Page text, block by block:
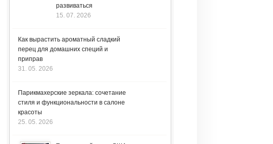
развиваться
15. 07. 2026
Как вырастить ароматный сладкий
перец для домашних специй и
приправ
31. 05. 2026
Парикмахерские зеркала: сочетание
стиля и функциональности в салоне
красоты
25. 05. 2026